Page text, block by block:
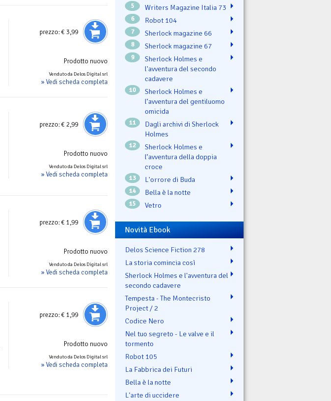
prezzo:€ 3,99
Prodotto nuovo
Venduto da Delos Digital srl
» Vedi scheda completa
prezzo:€ 2,99
Prodotto nuovo
Venduto da Delos Digital srl
» Vedi scheda completa
prezzo:€ 1,99
Prodotto nuovo
Venduto da Delos Digital srl
» Vedi scheda completa
prezzo:€ 1,99
Prodotto nuovo
Venduto da Delos Digital srl
» Vedi scheda completa
5 Writers Magazine Italia 73
6 Robot 104
7 Sherlock magazine 66
8 Sherlock magazine 67
9
Sherlock Holmes e
l'avventura del secondo
cadavere
10
Sherlock Holmes e
l’avventura del gentiluomo
omicida
11
Dagli archivi di Sherlock
Holmes
12
Sherlock Holmes e
l’avventura della doppia
croce
13 L'orrore di Buda
14 Bella è la notte
15 Vetro
Novità Ebook
Delos Science Fiction 278
La storia comincia così
Sherlock Holmes e l'avventura del
secondo cadavere
Tempesta - The Montecristo
Project / 2
Codice Nero
Nel tuo segreto - Le valve e il
tormento
Robot 105
La Fabbrica dei Futuri
Bella è la notte
L'arte di uccidere